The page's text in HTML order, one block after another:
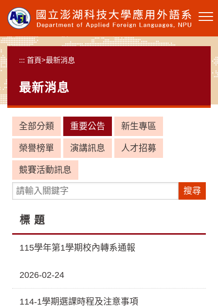
要
內
容
塊
::: 首頁>最新消息
最新消息
全部分類 重要公告 新生專區
榮譽榜單 演講訊息 人才招募
競賽活動訊息
請輸入關鍵字
標 題
115學年第1學期校內轉系通報
2026-02-24
114-1學期選課時程及注意事項